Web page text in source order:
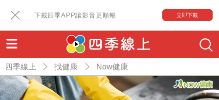
下載四季APP讓影音更順暢 立即下載
四季線上 找健康 Now健康